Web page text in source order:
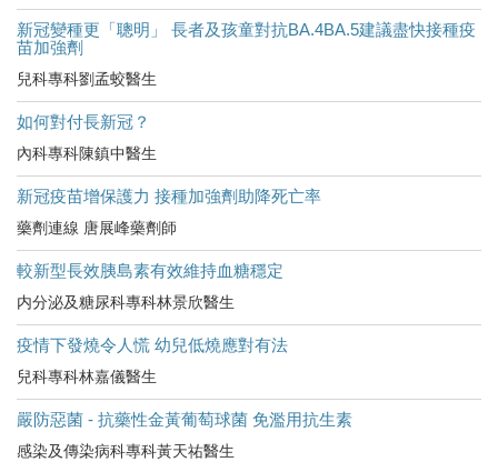
新冠變種更「聰明」 長者及孩童對抗BA.4BA.5建議盡快接種疫
苗加強劑
兒科專科劉孟蛟醫生
如何對付長新冠？
內科專科陳鎮中醫生
新冠疫苗增保護力 接種加強劑助降死亡率
藥劑連線 唐展峰藥劑師
較新型長效胰島素有效維持血糖穩定
内分泌及糖尿科專科林景欣醫生
疫情下發燒令人慌 幼兒低燒應對有法
兒科專科林嘉儀醫生
嚴防惡菌 - 抗藥性金黃葡萄球菌 免濫用抗生素
感染及傳染病科專科黃天祐醫生